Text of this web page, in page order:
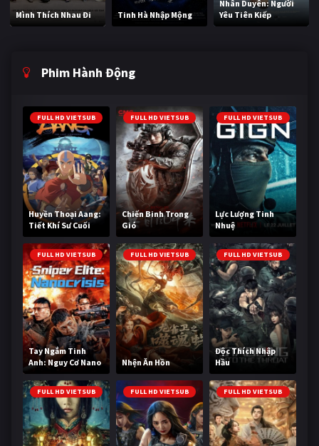
Mình Thích Nhau Đi Tinh Hà Nhập Mộng
Nhân Duyên: Người
Yêu Tiên Kiếp
Phim Hành Động
FULL HD VIETSUB
Huyền Thoại Aang:
Tiết Khí Sư Cuối
Cùng
FULL HD VIETSUB
Chiến Binh Trong
Gió
FULL HD VIETSUB
Lực Lượng Tinh
Nhuệ
FULL HD VIETSUB
Tay Ngắm Tinh
Anh: Nguy Cơ Nano
FULL HD VIETSUB
Nhện Ăn Hồn
FULL HD VIETSUB
Độc Thích Nhập
Hầu
FULL HD VIETSUB FULL HD VIETSUB FULL HD VIETSUB